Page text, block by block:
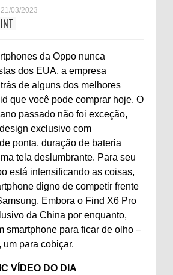
21/03/2023
da Oppo nunca
dos EUA, a empresa
de alguns dos melhores
que você pode comprar hoje. O
passado não foi exceção,
exclusivo com
ponta, duração de bateria
tela deslumbrante. Para seu
está intensificando as coisas,
digno de competir frente
Embora o Find X6 Pro
da China por enquanto,
smartphone para ficar de olho –
para cobiçar.
VÍDEO DO DIA